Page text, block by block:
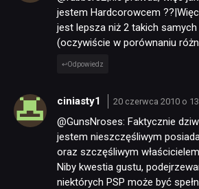
jestem Hardcorowcem ??|Więc
jest lepsza niż 2 takich
(oczywiście w porównaniu
Odpowiedz
ciniasty1 20 czerwca 2010 o
@GunsNroses: Faktycznie
jestem nieszczęśliwym
oraz szczęśliwym
Niby kwestia gustu,
niektórych PSP może być